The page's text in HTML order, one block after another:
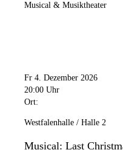
Musical & Musiktheater
Fr 4. Dezember 2026
20:00 Uhr
Ort:
Westfalenhalle / Halle 2
Musical: Last